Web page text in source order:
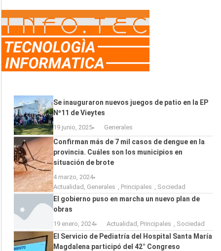
Se inauguraron nuevos juegos de patio en la EP
Nº11 de Vieytes
19 junio, 2025 Generales
Confirman más de 7 mil casos de dengue en la
provincia. Cuáles son los municipios en
situación de brote
4 marzo, 2024
Actualidad , Generales , Principales , Sociedad
El gobierno puso en marcha un nuevo plan de
obras
19 enero, 2024 Actualidad , Principales , Sociedad
El Servicio de Pediatría del Hospital Santa María
Magdalena participó del 42° Congreso